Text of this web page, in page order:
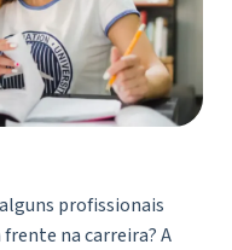
profissionais
na carreira? A